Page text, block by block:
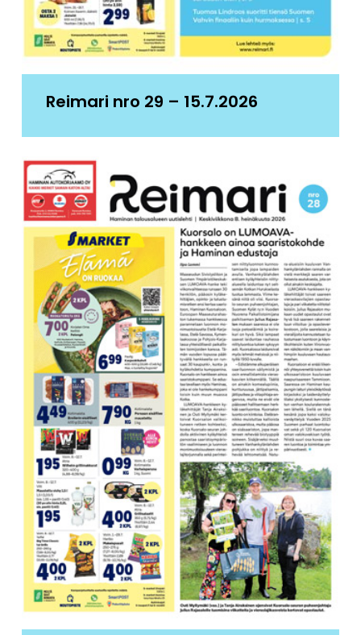
Reimari nro 29 – 15.7.2026